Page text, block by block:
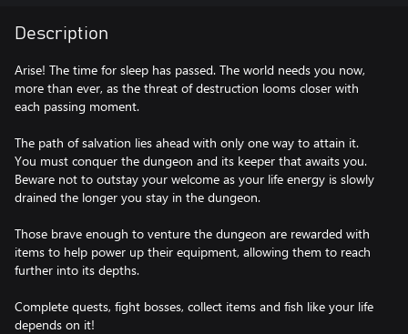
Description
Arise! The time for sleep has passed. The world needs you now,
more than ever, as the threat of destruction looms closer with
each passing moment.
The path of salvation lies ahead with only one way to attain it.
You must conquer the dungeon and its keeper that awaits you.
Beware not to outstay your welcome as your life energy is slowly
drained the longer you stay in the dungeon.
Those brave enough to venture the dungeon are rewarded with
items to help power up their equipment, allowing them to reach
further into its depths.
Complete quests, fight bosses, collect items and fish like your life
depends on it!